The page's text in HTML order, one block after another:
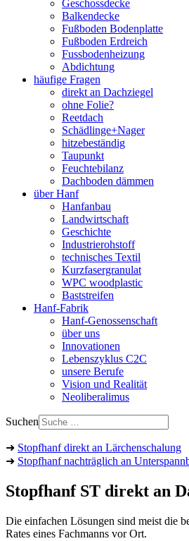
Geschossdecke
Balkendecke
Fußboden Bodenplatte
Fußboden Erdreich
Fussbodenheizung
Abdichtung
häufige Fragen
direkt an Dachziegel
ohne Folie?
Reetdach
Schädlinge+Nager
hitzebeständig
Taupunkt
Feuchtebilanz
Dachboden dämmen
über Hanf
Hanfanbau
Landwirtschaft
Geschichte
Industrierohstoff
technisches Textil
Kurzfasergranulat
WPC woodplastic
Baststreifen
Hanf-Fabrik
Hanf-Genossenschaft
über uns
Innovationen
Lebenszyklus C2C
unsere Berufe
Vision und Realität
Neoliberalimus
Suchen
➜ Stopfhanf direkt an Lärchenschalung
➜ Stopfhanf nachträglich an
Stopfhanf ST direkt an
Die einfachen Lösungen sind meist die
Rates eines Fachmanns vor Ort.